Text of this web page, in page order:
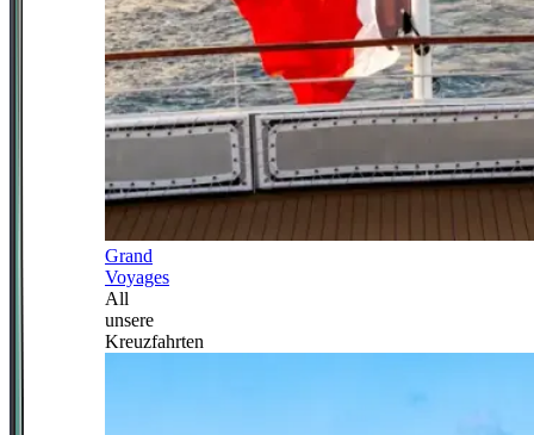
Grand
Voyages
All
unsere
Kreuzfahrten